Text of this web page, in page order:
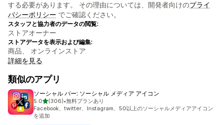
する必要があります。 その理由については、開発者向けのプライ
バシーポリシー でご確認ください。
スタッフと協力者のデータの閲覧:
ストアオーナー
ストアデータを表示および編集:
商品、 オンラインストア
詳細を見る
類似のアプリ
ソーシャル バー: ソーシャル メディア アイコン
5.05つ星中
(306)
合計レビュー数：306件
•無料プランあり
Facebook、twitter、Instagram、50以上のソーシャルメディアアイコン
を追加